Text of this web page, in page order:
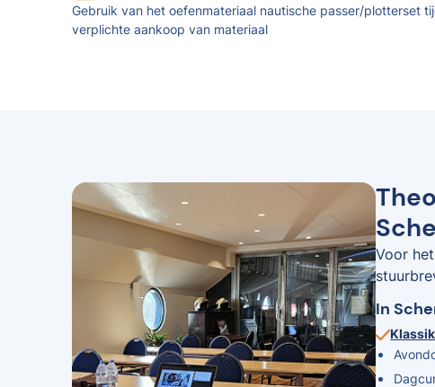
Gebruik van het oefenmateriaal nautische passer/plotterset
verplichte aankoop van materiaal
Voor
In